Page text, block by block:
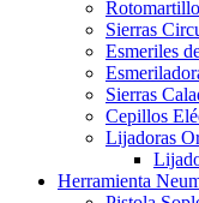
Sierras
Esmeriles
Sierras
Cepillos
Lijadoras
Herramienta